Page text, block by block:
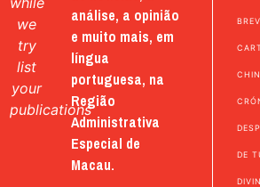
we
try
list
your
publications
análise, a opinião
e muito mais, em
língua
portuguesa, na
Região
Administrativa
Especial de
Macau.
DE